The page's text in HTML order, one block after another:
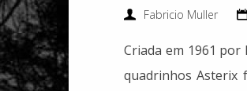
Fabricio Muller
Criada em 1961
quadrinhos Asterix